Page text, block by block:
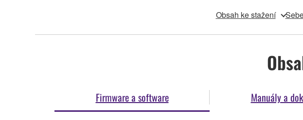
Obsah ke stažení
Firmware a software Manuály a